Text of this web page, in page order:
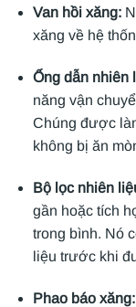
Van hồi xăng:
xăng về hệ
Ống dẫn nhiên
năng vận
Chúng được
không bị ăn
Bộ lọc nhiên
gần hoặc tích
trong bình. Nó
liệu trước khi
Phao báo xăng: